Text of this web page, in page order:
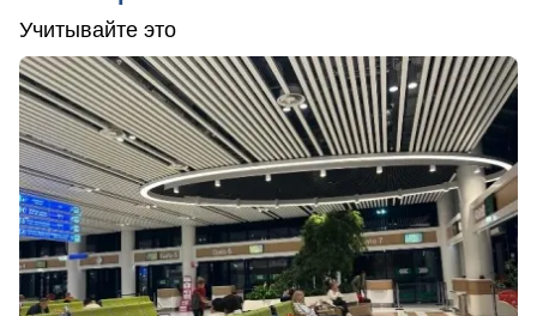
Учитывайте это